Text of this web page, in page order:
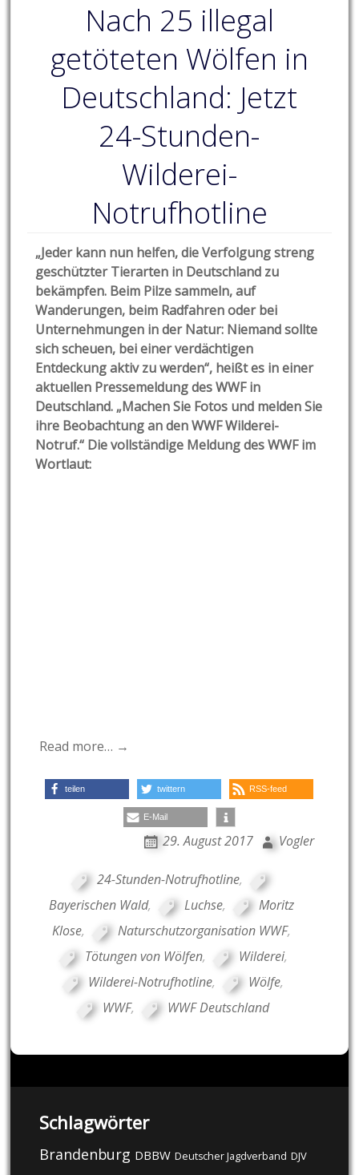
Nach 25 illegal
getöteten Wölfen in
Deutschland: Jetzt
24-Stunden-
Wilderei-
Notrufhotline
„Jeder kann nun helfen, die Verfolgung streng
geschützter Tierarten in Deutschland zu
bekämpfen. Beim Pilze sammeln, auf
Wanderungen, beim Radfahren oder bei
Unternehmungen in der Natur: Niemand sollte
sich scheuen, bei einer verdächtigen
Entdeckung aktiv zu werden“, heißt es in einer
aktuellen Pressemeldung des WWF in
Deutschland. „Machen Sie Fotos und melden Sie
ihre Beobachtung an den WWF Wilderei-
Notruf.“ Die vollständige Meldung des WWF im
Wortlaut:
Read more… →
teilen twittern RSS-feed
E-Mail
29. August 2017 Vogler
24-Stunden-Notrufhotline,
Bayerischen Wald, Luchse,
Moritz
Klose, Naturschutzorganisation WWF,
Tötungen von Wölfen, Wilderei,
Wilderei-Notrufhotline, Wölfe,
WWF, WWF Deutschland
Schlagwörter
Brandenburg DBBW Deutscher Jagdverband DJV